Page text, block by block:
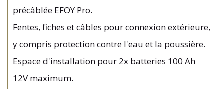
précâblée EFOY Pro.
Fentes, fiches et câbles pour connexion extérieure,
y compris protection contre l'eau et la poussière.
Espace d'installation pour 2x batteries 100 Ah
12V maximum.